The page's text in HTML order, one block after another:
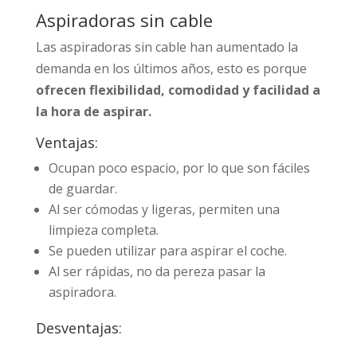
Aspiradoras sin cable
Las aspiradoras sin cable han aumentado la
demanda en los últimos años, esto es porque
ofrecen flexibilidad, comodidad y facilidad a
la hora de aspirar.
Ventajas:
Ocupan poco espacio, por lo que son fáciles
de guardar.
Al ser cómodas y ligeras, permiten una
limpieza completa.
Se pueden utilizar para aspirar el coche.
Al ser rápidas, no da pereza pasar la
aspiradora.
Desventajas: